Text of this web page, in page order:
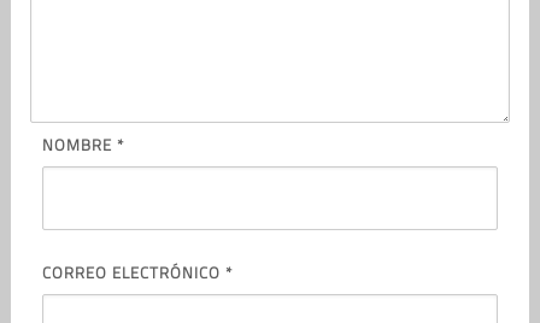
NOMBRE *
CORREO ELECTRÓNICO *